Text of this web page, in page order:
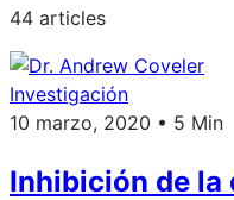
44 articles
Investigación
10 marzo, 2020 • 5 Min
Inhibición de